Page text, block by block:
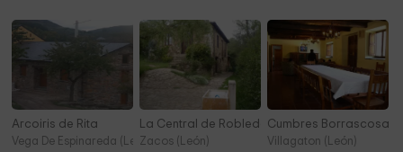
Arcoiris de Rita
Vega De Espinareda (León)
La Central de Robledo
Zacos (León)
Cumbres Borrascosas
Villagaton (León)